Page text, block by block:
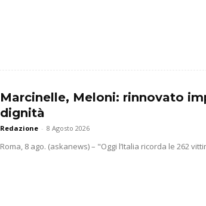
Marcinelle, Meloni: rinnovato
dignità
Redazione - 8 Agosto 2026
Roma, 8 ago. (askanews) – "Oggi l’Italia ricorda le 262